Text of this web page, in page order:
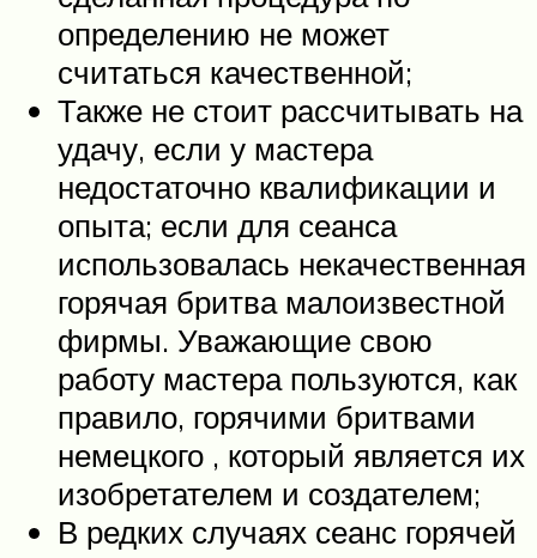
определению не может
считаться качественной;
Также не стоит рассчитывать на
удачу, если у мастера
недостаточно квалификации и
опыта; если для сеанса
использовалась некачественная
горячая бритва малоизвестной
фирмы. Уважающие свою
работу мастера пользуются, как
правило, горячими бритвами
немецкого , который является их
изобретателем и создателем;
В редких случаях сеанс горячей